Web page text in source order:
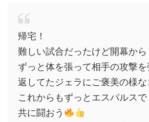
帰宅！
難しい試合だったけど開幕から
ずっと体を張って相手の攻撃を
返してたジェラにご褒美の様
これからもずっとエスパルスで
共に闘おう